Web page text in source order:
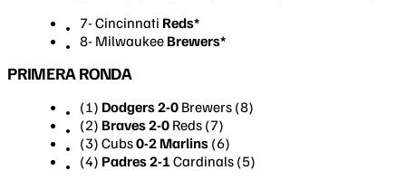
​7- Cincinnati Reds*
8- Milwaukee Brewers*
PRIMERA RONDA
(1) Dodgers 2-0 Brewers (8)
(2) Braves 2-0 Reds (7)
(3) Cubs0-2 Marlins (6)
(4) Padres 2-1 Cardinals (5)